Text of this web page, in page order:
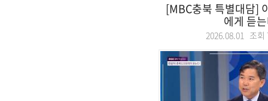
[MBC충북 특별대담]
에게 듣
2026.08.01 조회